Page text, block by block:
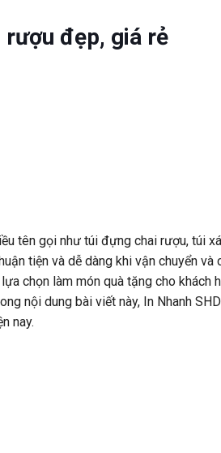
đẹp, giá rẻ
tên gọi như túi đựng chai rượu, túi
tiện và dễ dàng khi vận chuyển và
chọn làm món quà tặng cho
nội dung bài viết này, In Nhanh
nay.